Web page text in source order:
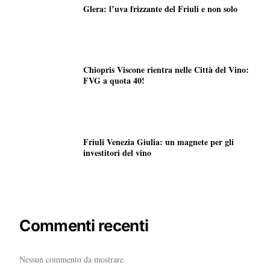
Glera: l’uva frizzante del Friuli e non solo
Chiopris Viscone rientra nelle Città del Vino:
FVG a quota 40!
Friuli Venezia Giulia: un magnete per gli
investitori del vino
Commenti recenti
Nessun commento da mostrare.